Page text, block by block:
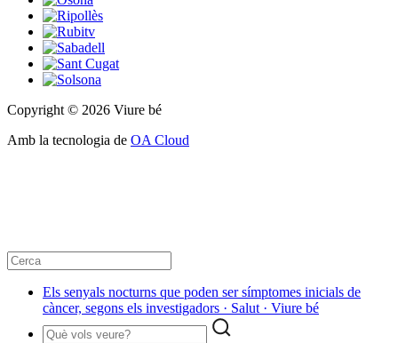
Copyright © 2026 Viure bé
Amb la tecnologia de OA Cloud
Els senyals nocturns que poden ser símptomes inicials de
càncer, segons els investigadors · Salut · Viure bé